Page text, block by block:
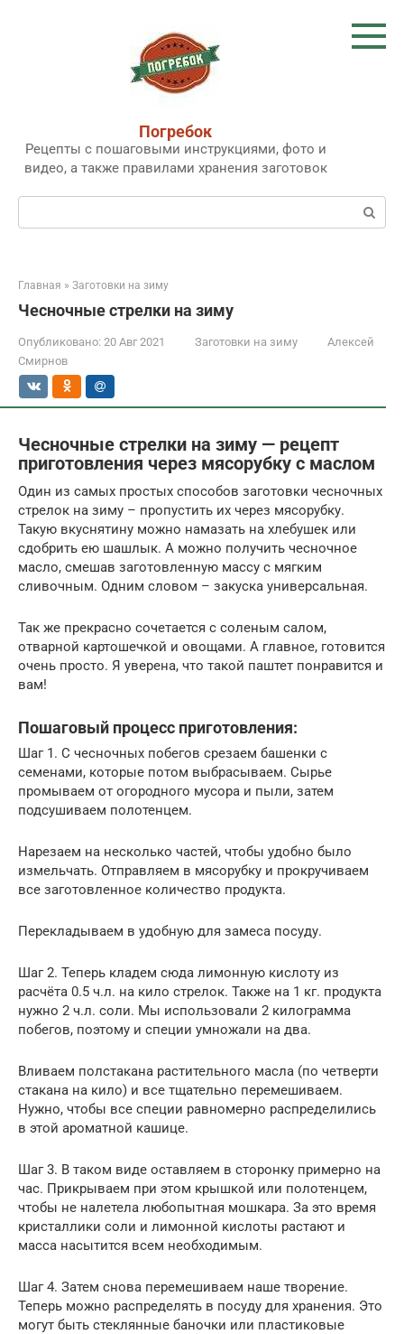
Погребок
Рецепты с пошаговыми инструкциями, фото и
видео, а также правилами хранения заготовок
Поиск:
Главная » Заготовки на зиму
Чесночные стрелки на зиму
Опубликовано: 20 Авг 2021 Заготовки на зиму
Алексей
Смирнов
Чесночные стрелки на зиму — рецепт
приготовления через мясорубку с маслом
Один из самых простых способов заготовки чесночных
стрелок на зиму – пропустить их через мясорубку.
Такую вкуснятину можно намазать на хлебушек или
сдобрить ею шашлык. А можно получить чесночное
масло, смешав заготовленную массу с мягким
сливочным. Одним словом – закуска универсальная.
Так же прекрасно сочетается с соленым салом,
отварной картошечкой и овощами. А главное, готовится
очень просто. Я уверена, что такой паштет понравится и
вам!
Пошаговый процесс приготовления:
Шаг 1. С чесночных побегов срезаем башенки с
семенами, которые потом выбрасываем. Сырье
промываем от огородного мусора и пыли, затем
подсушиваем полотенцем.
Нарезаем на несколько частей, чтобы удобно было
измельчать. Отправляем в мясорубку и прокручиваем
все заготовленное количество продукта.
Перекладываем в удобную для замеса посуду.
Шаг 2. Теперь кладем сюда лимонную кислоту из
расчёта 0.5 ч.л. на кило стрелок. Также на 1 кг. продукта
нужно 2 ч.л. соли. Мы использовали 2 килограмма
побегов, поэтому и специи умножали на два.
Вливаем полстакана растительного масла (по четверти
стакана на кило) и все тщательно перемешиваем.
Нужно, чтобы все специи равномерно распределились
в этой ароматной кашице.
Шаг 3. В таком виде оставляем в сторонку примерно на
час. Прикрываем при этом крышкой или полотенцем,
чтобы не налетела любопытная мошкара. За это время
кристаллики соли и лимонной кислоты растают и
масса насытится всем необходимым.
Шаг 4. Затем снова перемешиваем наше творение.
Теперь можно распределять в посуду для хранения. Это
могут быть стеклянные баночки или пластиковые